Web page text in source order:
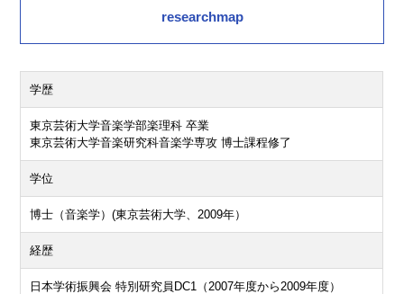
researchmap
学歴
東京芸術大学音楽学部楽理科 卒業
東京芸術大学音楽研究科音楽学専攻 博士課程修了
学位
博士（音楽学）(東京芸術大学、2009年）
経歴
日本学術振興会 特別研究員DC1（2007年度から2009年度）